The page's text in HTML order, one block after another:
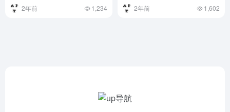
2年前 1,234 2年前 1,602